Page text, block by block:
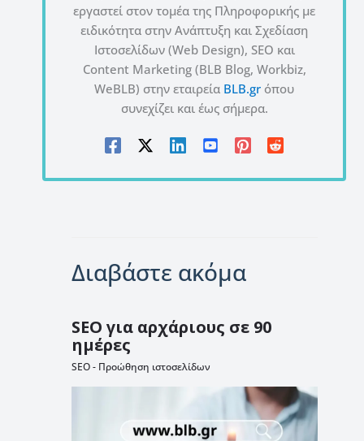
εργαστεί στον τομέα της Πληροφορικής με
ειδικότητα στην Ανάπτυξη και Σχεδίαση
Ιστοσελίδων (Web Design), SEO και
Content Marketing (BLB Blog, Workbiz,
WeBLB) στην εταιρεία BLB.gr όπου
συνεχίζει και έως σήμερα.
Διαβάστε ακόμα
SEO για αρχάριους σε 90
ημέρες
SEO - Προώθηση ιστοσελίδων